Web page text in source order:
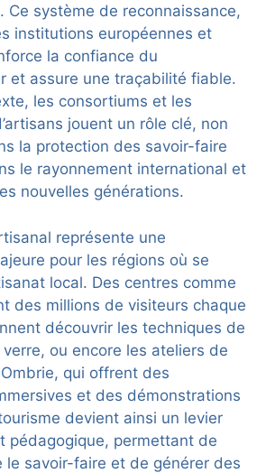
Ce système de reconnaissance,
institutions européennes et
la confiance du
et assure une traçabilité fiable.
les consortiums et les
jouent un rôle clé, non
la protection des savoir-faire
le rayonnement international et
nouvelles générations.
représente une
pour les régions où se
local. Des centres comme
des millions de visiteurs chaque
découvrir les techniques de
ou encore les ateliers de
qui offrent des
et des démonstrations
devient ainsi un levier
pédagogique, permettant de
le savoir-faire et de générer des